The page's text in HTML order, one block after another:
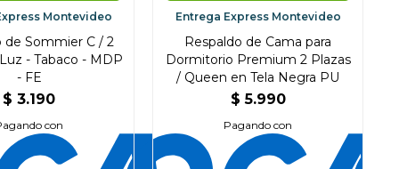
Montevideo
de Sommier C / 2
- Tabaco - MDP
- FE
$ 3.190
con
Entrega Express Montevideo
Respaldo de Cama para
Dormitorio Premium 2 Plazas
/ Queen en Tela Negra PU
$ 5.990
Pagando con